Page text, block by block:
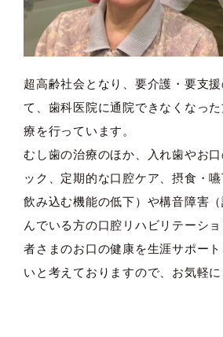
超高齢社会となり、要介護・要支
て、歯科医院に通院できなくなっ
療を行っています。
むし歯の治療のほか、入れ歯やお
ック、定期的な口腔ケア、摂食・嚥
飲み込む機能の低下）や構音障害
んでいる方の口腔リハビリテーシ
者さまのお口の健康を生涯サポー
いと考えておりますので、お気軽に